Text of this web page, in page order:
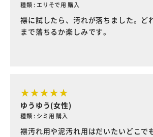
種類 : エリそで用 購入
襟に試したら、汚れが落ちました。ど
まで落ちるか楽しみです。
ゆうゆう(女性)
種類 : シミ用 購入
襟汚れ用や泥汚れ用はだいたいどこで